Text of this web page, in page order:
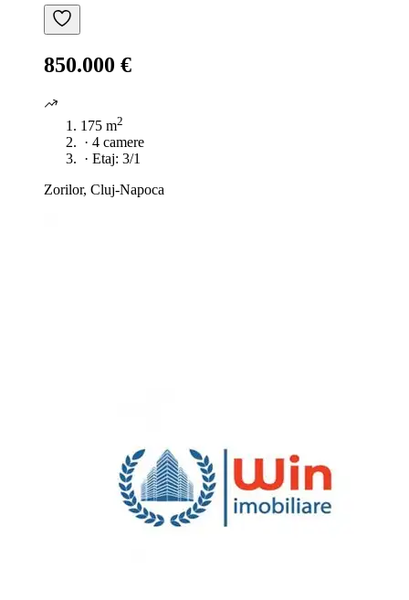
850.000 €
175 m2
· 4 camere
· Etaj: 3/1
Zorilor, Cluj-Napoca